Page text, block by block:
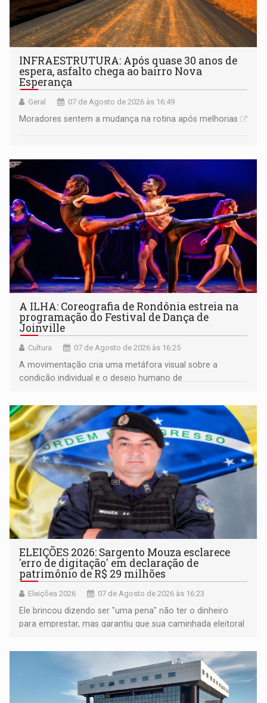
INFRAESTRUTURA: Após quase 30 anos de
espera, asfalto chega ao bairro Nova
Esperança
Geral 07 de Agosto de 2026 às 16:49
Moradores sentem a mudança na rotina após melhorias
A ILHA: Coreografia de Rondônia estreia na
programação do Festival de Dança de
Joinville
Cultura 07 de Agosto de 2026 às 16:25
A movimentação cria uma metáfora visual sobre a
condição individual e o desejo humano de
ELEIÇÕES 2026: Sargento Mouza esclarece
'erro de digitação' em declaração de
patrimônio de R$ 29 milhões
Eleições 2026 07 de Agosto de 2026 às 16:23
Ele brincou dizendo ser "uma pena" não ter o dinheiro
para emprestar, mas garantiu que sua caminhada eleitoral